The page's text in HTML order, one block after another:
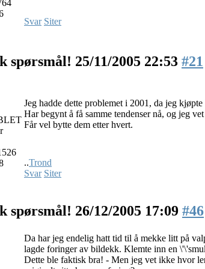
Svar Siter
spørsmål! 25/11/2005 22:53 #21
Jeg hadde dette problemet i 2001, da jeg
Har begynt å få samme tendenser nå, og jeg
Får vel bytte dem etter hvert.
..Trond
Svar Siter
spørsmål! 26/12/2005 17:09 #46
Da har jeg endelig hatt tid til å mekke litt på
lagde foringer av bildekk. Klemte inn en
Dette ble faktisk bra! - Men jeg vet ikke hvor